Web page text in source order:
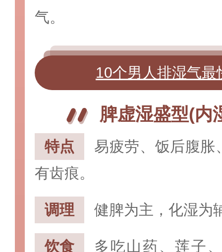
气。
10个男人排湿气最
脾虚湿盛型(内
特点‌
易疲劳、饭后腹胀
有齿痕。
调理‌ 健脾为主，化湿为
饮食‌
多吃山药、莲子